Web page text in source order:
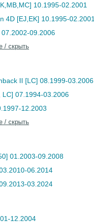
10.1995-02.2001
4D [EJ,EK] 10.1995-02.2001
09.2006
/ скрыть
II [LC] 08.1999-03.2006
LC] 07.1994-03.2006
12.2003
/ скрыть
01.2003-09.2008
06.2014
03.2024
12.2004